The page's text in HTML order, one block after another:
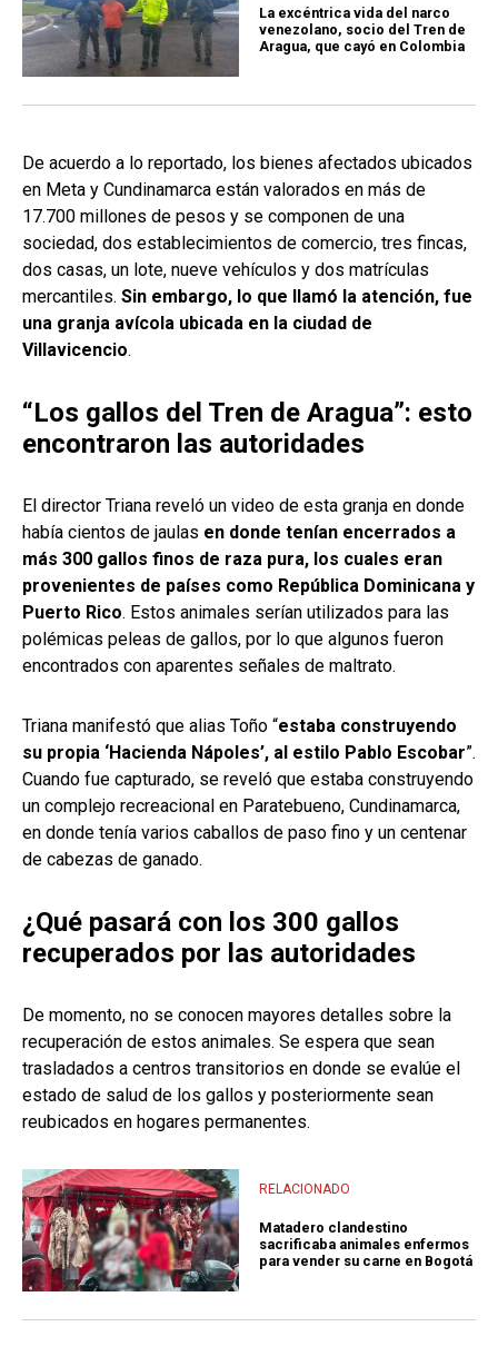
La excéntrica vida del narco
venezolano, socio del Tren de
Aragua, que cayó en Colombia
De acuerdo a lo reportado, los bienes afectados ubicados
en Meta y Cundinamarca están valorados en más de
17.700 millones de pesos y se componen de una
sociedad, dos establecimientos de comercio, tres fincas,
dos casas, un lote, nueve vehículos y dos matrículas
mercantiles. Sin embargo, lo que llamó la atención, fue
una granja avícola ubicada en la ciudad de
Villavicencio.
“Los gallos del Tren de Aragua”: esto
encontraron las autoridades
El director Triana reveló un video de esta granja en donde
había cientos de jaulas en donde tenían encerrados a
más 300 gallos finos de raza pura, los cuales eran
provenientes de países como República Dominicana y
Puerto Rico. Estos animales serían utilizados para las
polémicas peleas de gallos, por lo que algunos fueron
encontrados con aparentes señales de maltrato.
Triana manifestó que alias Toño “estaba construyendo
su propia ‘Hacienda Nápoles’, al estilo Pablo Escobar”.
Cuando fue capturado, se reveló que estaba construyendo
un complejo recreacional en Paratebueno, Cundinamarca,
en donde tenía varios caballos de paso fino y un centenar
de cabezas de ganado.
¿Qué pasará con los 300 gallos
recuperados por las autoridades
De momento, no se conocen mayores detalles sobre la
recuperación de estos animales. Se espera que sean
trasladados a centros transitorios en donde se evalúe el
estado de salud de los gallos y posteriormente sean
reubicados en hogares permanentes.
RELACIONADO
Matadero clandestino
sacrificaba animales enfermos
para vender su carne en Bogotá